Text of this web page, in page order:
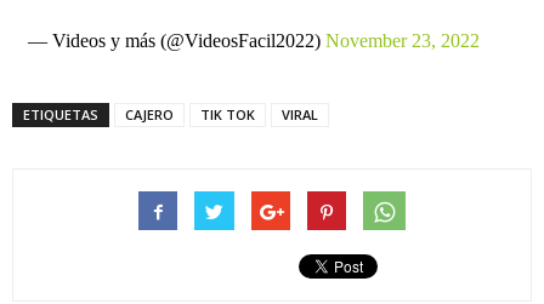
— Videos y más (@VideosFacil2022) November 23, 2022
ETIQUETAS CAJERO TIK TOK VIRAL